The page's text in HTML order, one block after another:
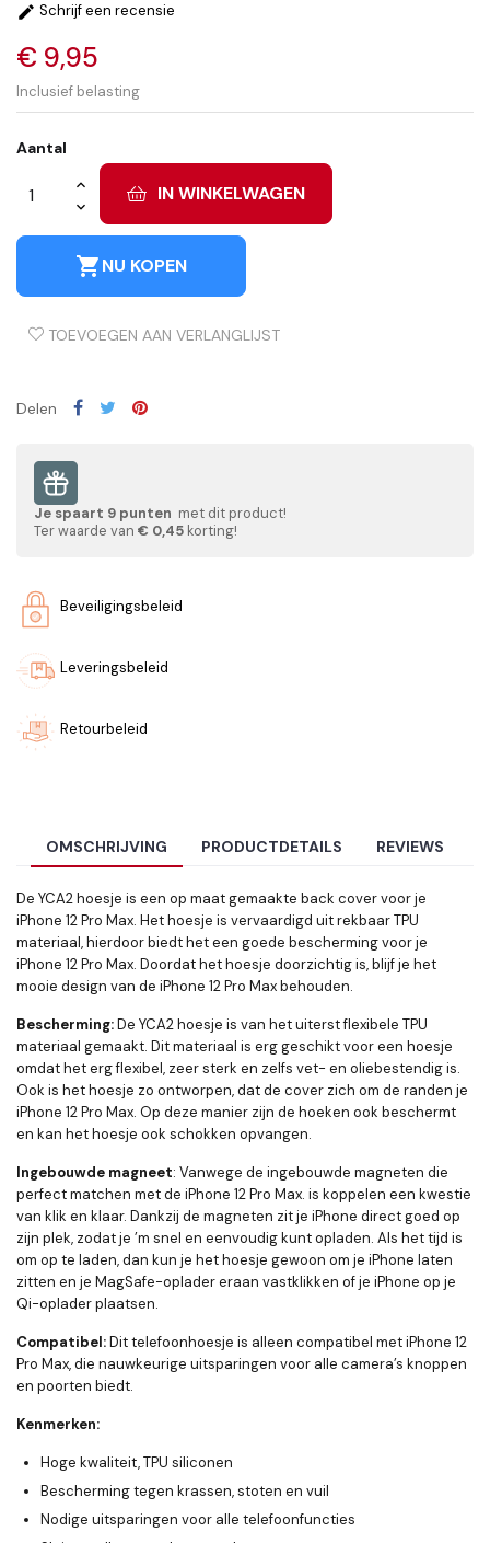
 Schrijf een recensie
€ 9,95
Inclusief belasting
Aantal
IN WINKELWAGEN
shopping_cartNU KOPEN
TOEVOEGEN AAN VERLANGLIJST
Delen
Je spaart 9 punten met dit product!
Ter waarde van € 0,45 korting!
Beveiligingsbeleid
Leveringsbeleid
Retourbeleid
OMSCHRIJVING PRODUCTDETAILS REVIEWS
De YCA2 hoesje is een op maat gemaakte back cover voor je
iPhone 12 Pro Max. Het hoesje is vervaardigd uit rekbaar TPU
materiaal, hierdoor biedt het een goede bescherming voor je
iPhone 12 Pro Max. Doordat het hoesje doorzichtig is, blijf je het
mooie design van de iPhone 12 Pro Max behouden.
Bescherming:De YCA2hoesje is van het uiterst flexibele TPU
materiaal gemaakt. Dit materiaal is erg geschikt voor een hoesje
omdat het erg flexibel, zeer sterk en zelfs vet- en oliebestendig is.
Ook is het hoesje zo ontworpen, dat de cover zich om de randen je
iPhone 12 Pro Max. Op deze manier zijn de hoeken ook beschermt
en kan het hoesje ook schokken opvangen.
Ingebouwde magneet: Vanwege de ingebouwde magneten die
perfect matchen met de iPhone 12 Pro Max. is koppelen een kwestie
van klik en klaar. Dankzij de magneten zit je iPhone direct goed op
zijn plek, zodat je ’m snel en eenvoudig kunt opladen. Als het tijd is
om op te laden, dan kun je het hoesje gewoon om je iPhone laten
zitten en je MagSafe-oplader eraan vastklikken of je iPhone op je
Qi-oplader plaatsen.
Compatibel:Dit telefoonhoesje is alleen compatibel met iPhone 12
Pro Max, die nauwkeurige uitsparingen voor alle camera’s knoppen
en poorten biedt.
Kenmerken:
Hoge kwaliteit, TPU siliconen
Bescherming tegen krassen, stoten en vuil
Nodige uitsparingen voor alle telefoonfuncties